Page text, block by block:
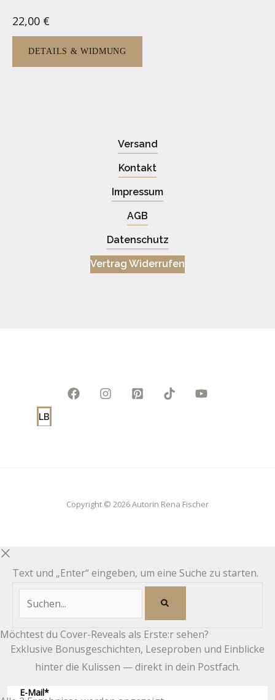
22,00 €
DETAILS & WIDMUNG
Versand
Kontakt
Impressum
AGB
Datenschutz
Vertrag Widerrufen
LB
Copyright © 2026 Autorin Rena Fischer
Text und „Enter“ eingeben, um eine Suche zu starten.
Möchtest du Cover-Reveals als Erste:r sehen?
Exklusive Bonusgeschichten, Leseproben und Einblicke
hinter die Kulissen — direkt in dein Postfach.
E-Mail*